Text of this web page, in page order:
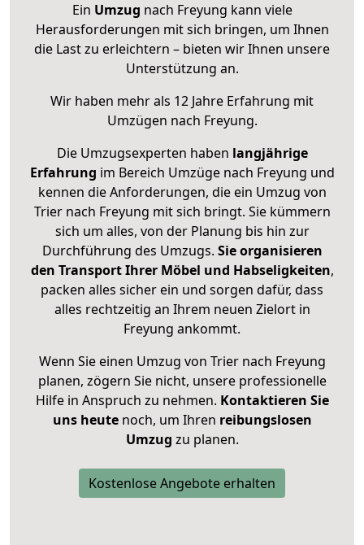
Ein Umzug nach Freyung kann viele
Herausforderungen mit sich bringen, um Ihnen
die Last zu erleichtern – bieten wir Ihnen unsere
Unterstützung an.
Wir haben mehr als 12 Jahre Erfahrung mit
Umzügen nach Freyung.
Die Umzugsexperten haben langjährige
Erfahrung im Bereich Umzüge nach Freyung und
kennen die Anforderungen, die ein Umzug von
Trier nach Freyung mit sich bringt. Sie kümmern
sich um alles, von der Planung bis hin zur
Durchführung des Umzugs. Sie organisieren
den Transport Ihrer Möbel und Habseligkeiten,
packen alles sicher ein und sorgen dafür, dass
alles rechtzeitig an Ihrem neuen Zielort in
Freyung ankommt.
Wenn Sie einen Umzug von Trier nach Freyung
planen, zögern Sie nicht, unsere professionelle
Hilfe in Anspruch zu nehmen. Kontaktieren Sie
uns heutenoch, um Ihren reibungslosen
Umzug zu planen.
Kostenlose Angebote erhalten